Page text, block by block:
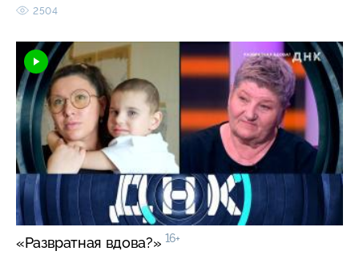
2504
«Развратная вдова?» 16+